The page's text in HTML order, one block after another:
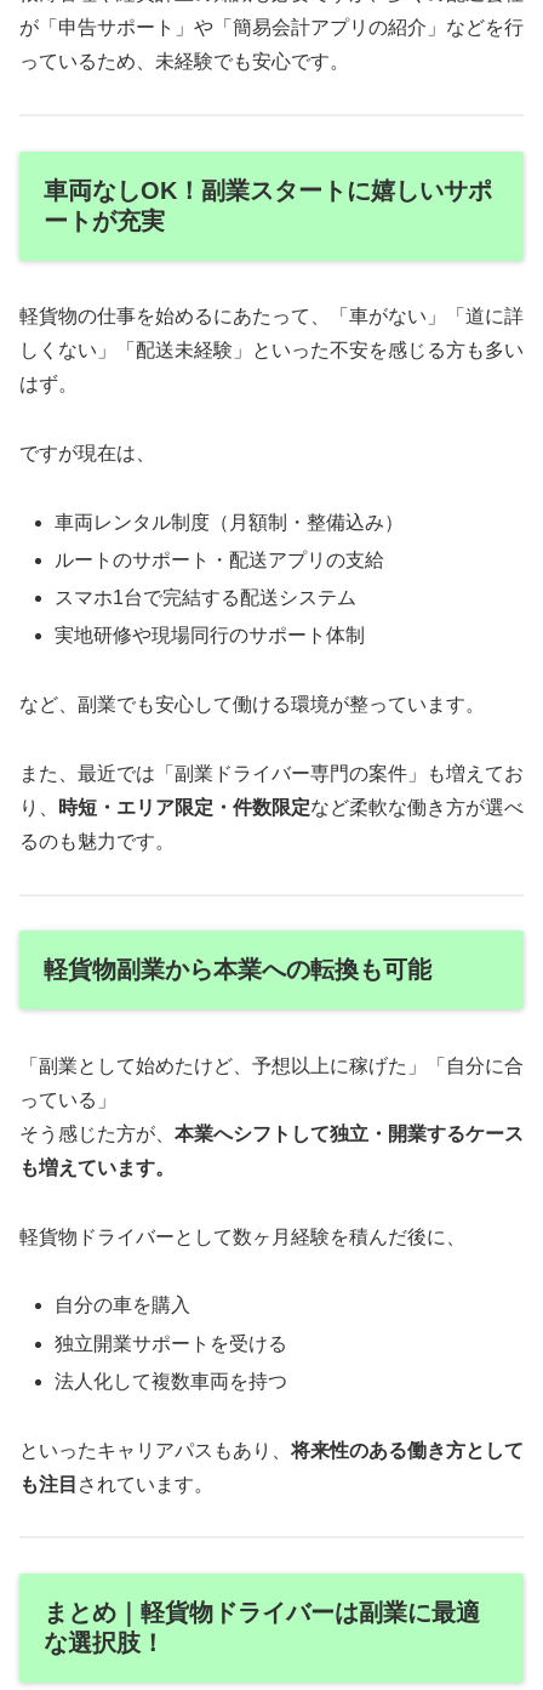
が「申告サポート」や「簡易会計アプリの紹介」などを行
っているため、未経験でも安心です。
車両なしOK！副業スタートに嬉しいサポ
ートが充実
軽貨物の仕事を始めるにあたって、「車がない」「道に詳
しくない」「配送未経験」といった不安を感じる方も多い
はず。
ですが現在は、
車両レンタル制度（月額制・整備込み）
ルートのサポート・配送アプリの支給
スマホ1台で完結する配送システム
実地研修や現場同行のサポート体制
など、副業でも安心して働ける環境が整っています。
また、最近では「副業ドライバー専門の案件」も増えてお
り、
時短・エリア限定・件数限定など柔軟な働き方が選べ
るのも魅力です。
軽貨物副業から本業への転換も可能
「副業として始めたけど、予想以上に稼げた」「自分に合
っている」
そう感じた方が、 本業へシフトして独立・開業するケース
も増えています。
軽貨物ドライバーとして数ヶ月経験を積んだ後に、
自分の車を購入
独立開業サポートを受ける
法人化して複数車両を持つ
といったキャリアパスもあり、将来性のある働き方として
も注目 されています。
まとめ｜軽貨物ドライバーは副業に最適
な選択肢！